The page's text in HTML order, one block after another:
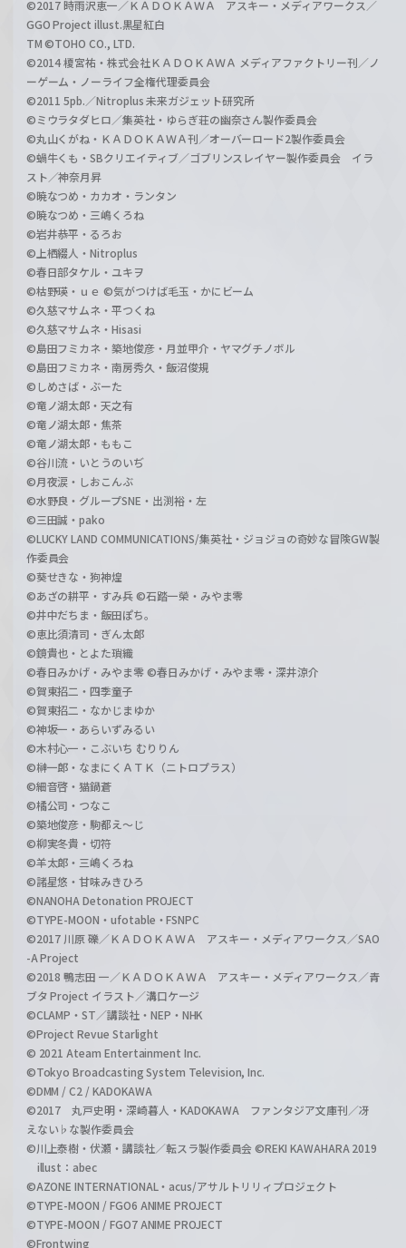
©2017 時雨沢恵一／ＫＡＤＯＫＡＷＡ アスキー・メディアワークス／
GGO Project illust.黒星紅白
TM ©TOHO CO., LTD.
©2014 榎宮祐・株式会社ＫＡＤＯＫＡＷＡ メディアファクトリー刊／ノ
ーゲーム・ノーライフ全権代理委員会
©2011 5pb.／Nitroplus 未来ガジェット研究所
©ミウラタダヒロ／集英社・ゆらぎ荘の幽奈さん製作委員会
©丸山くがね・ＫＡＤＯＫＡＷＡ刊／オーバーロード2製作委員会
©蝸牛くも・SBクリエイティブ／ゴブリンスレイヤー製作委員会 イラ
スト／神奈月昇
©暁なつめ・カカオ・ランタン
©暁なつめ・三嶋くろね
©岩井恭平・るろお
©上栖綴人・Nitroplus
©春日部タケル・ユキヲ
©枯野瑛・ｕｅ ©気がつけば毛玉・かにビーム
©久慈マサムネ・平つくね
©久慈マサムネ・Hisasi
©島田フミカネ・築地俊彦・月並甲介・ヤマグチノボル
©島田フミカネ・南房秀久・飯沼俊規
©しめさば・ぶーた
©竜ノ湖太郎・天之有
©竜ノ湖太郎・焦茶
©竜ノ湖太郎・ももこ
©谷川流・いとうのいぢ
©月夜涙・しおこんぶ
©水野良・グループSNE・出渕裕・左
©三田誠・pako
©LUCKY LAND COMMUNICATIONS/集英社・ジョジョの奇妙な冒険GW製
作委員会
©葵せきな・狗神煌
©あざの耕平・すみ兵 ©石踏一榮・みやま零
©井中だちま・飯田ぽち。
©恵比須清司・ぎん太郎
©鏡貴也・とよた瑣織
©春日みかげ・みやま零 ©春日みかげ・みやま零・深井涼介
©賀東招二・四季童子
©賀東招二・なかじまゆか
©神坂一・あらいずみるい
©木村心一・こぶいち むりりん
©榊一郎・なまにくＡＴＫ（ニトロプラス）
©細音啓・猫鍋蒼
©橘公司・つなこ
©築地俊彦・駒都え～じ
©柳実冬貴・切符
©羊太郎・三嶋くろね
©諸星悠・甘味みきひろ
©NANOHA Detonation PROJECT
©TYPE-MOON・ufotable・FSNPC
©2017 川原 礫／ＫＡＤＯＫＡＷＡ アスキー・メディアワークス／SAO
-A Project
©2018 鴨志田 一／ＫＡＤＯＫＡＷＡ アスキー・メディアワークス／青
ブタ Project イラスト／溝口ケージ
©CLAMP・ST／講談社・NEP・NHK
©Project Revue Starlight
© 2021 Ateam Entertainment Inc.
©Tokyo Broadcasting System Television, Inc.
©DMM / C2 / KADOKAWA
©2017 丸戸史明・深崎暮人・KADOKAWA ファンタジア文庫刊／冴
えない♭な製作委員会
©川上泰樹・伏瀬・講談社／転スラ製作委員会 ©REKI KAWAHARA 2019
illust：abec
©AZONE INTERNATIONAL・acus/アサルトリリィプロジェクト
©TYPE-MOON / FGO6 ANIME PROJECT
©TYPE-MOON / FGO7 ANIME PROJECT
©Frontwing